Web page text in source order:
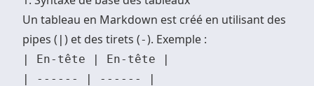
Un tableau en Markdown est créé en utilisant des
pipes ( | ) et des tirets (-). Exemple :
| En-tête | En-tête |
| ------ | ------ |